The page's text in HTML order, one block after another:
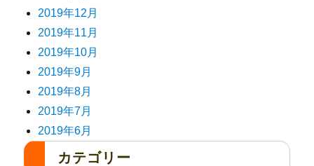
2019年12月
2019年11月
2019年10月
2019年9月
2019年8月
2019年7月
2019年6月
カテゴリー